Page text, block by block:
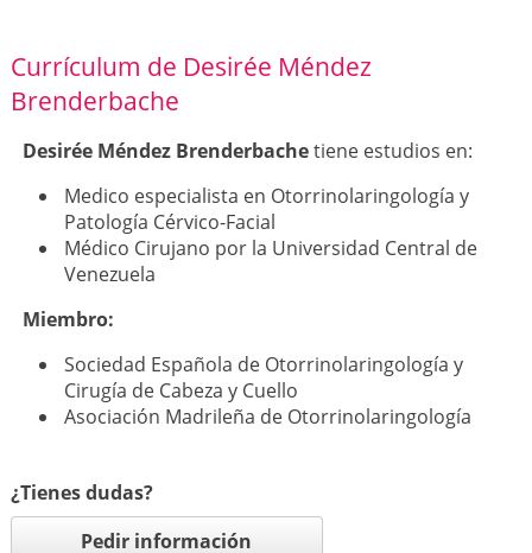
Currículum de Desirée Méndez
Brenderbache
Desirée Méndez Brenderbachetiene estudios en:
Medico especialista en Otorrinolaringología y
Patología Cérvico-Facial
Médico Cirujano por la Universidad Central de
Venezuela
Miembro:
Sociedad Española de Otorrinolaringología y
Cirugía de Cabeza y Cuello
Asociación Madrileña de Otorrinolaringología
¿Tienes dudas?
Pedir información